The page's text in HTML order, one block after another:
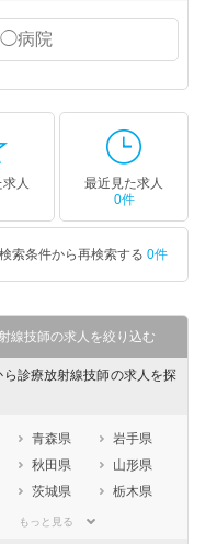
人
最近見た求人
0件
索条件から再検索する 0件
線技師の求人を絞り込む
ら診療放射線技師の求人を探
青森県
岩手県
秋田県
山形県
茨城県
栃木県
埼玉県
もっと見る